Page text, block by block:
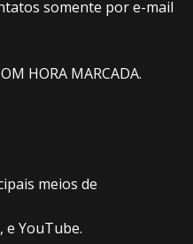
somente por e-mail
HORA MARCADA.
meios de
e YouTube.